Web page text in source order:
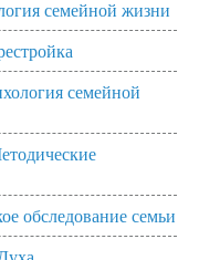
семейной жизни
семейной
обследование семьи